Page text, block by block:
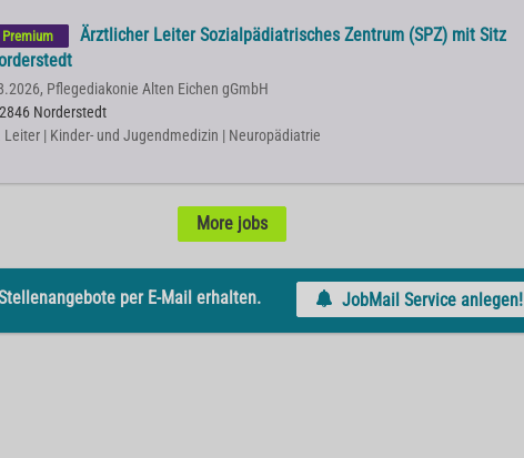
Premium
Ärztlicher Leiter Sozialpädiatrisches Zentrum (SPZ) mit Sitz
Pflegediakonie Alten Eichen gGmbH
Norderstedt
Leiter | Kinder- und Jugendmedizin | Neuropädiatrie
More jobs
per E-Mail erhalten. JobMail Service anlegen!